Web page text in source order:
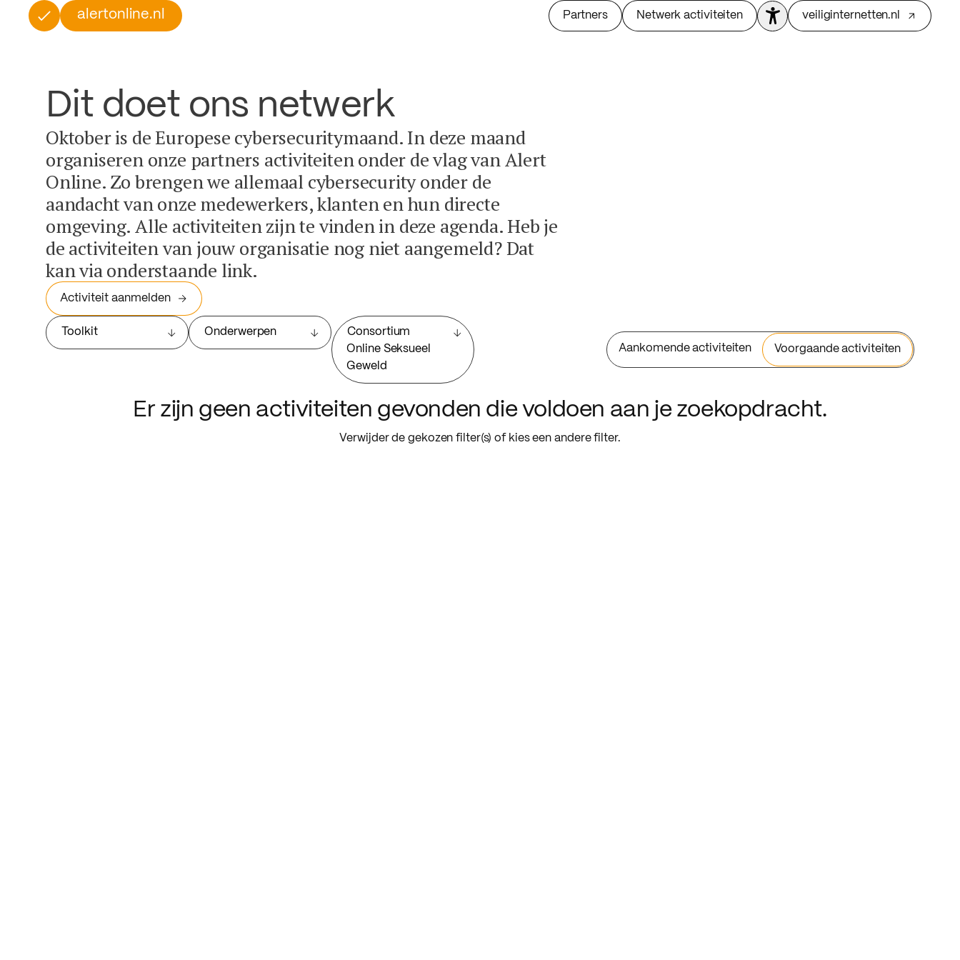
alertonline.nl Partners Netwerk activiteiten veiliginternetten.nl
Dit doet ons netwerk
Oktober is de Europese cybersecuritymaand. In deze maand
organiseren onze partners activiteiten onder de vlag van Alert
Online. Zo brengen we allemaal cybersecurity onder de
aandacht van onze medewerkers, klanten en hun directe
omgeving. Alle activiteiten zijn te vinden in deze agenda. Heb je
de activiteiten van jouw organisatie nog niet aangemeld? Dat
kan via onderstaande link.
Activiteit aanmelden
Toolkit Onderwerpen
Consortium
Online Seksueel
Geweld
Aankomende activiteiten Voorgaande activiteiten
Er zijn geen activiteiten gevonden die voldoen aan je zoekopdracht.
Verwijder de gekozen filter(s) of kies een andere filter.